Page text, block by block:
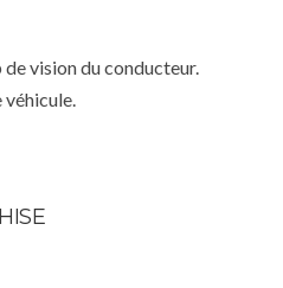
vision du conducteur.